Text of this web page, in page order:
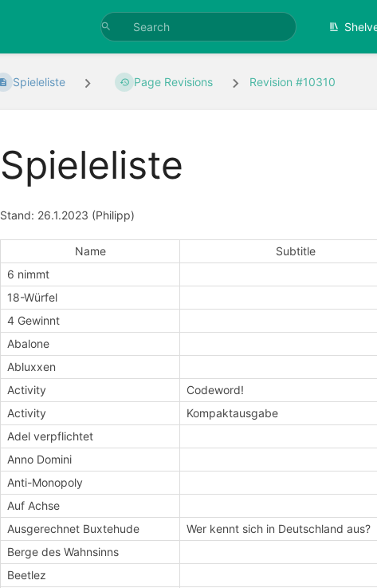
Spieleliste Page Revisions Revision #10310
Spieleliste
Stand: 26.1.2023 (Philipp)
Name
Subtitle
6 nimmt
18-Würfel
4 Gewinnt
Abalone
Abluxxen
Activity
Codeword!
Activity
Kompaktausgabe
Adel verpflichtet
Anno Domini
Anti-Monopoly
Auf Achse
Ausgerechnet Buxtehude
Wer kennt sich in Deutschland aus?
Berge des Wahnsinns
Beetlez